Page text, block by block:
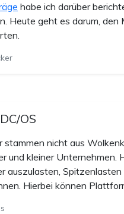
habe ich darüber
Heute geht es darum, den
OS
stammen nicht aus
und kleiner Unternehmen.
auszulasten,
Hierbei können